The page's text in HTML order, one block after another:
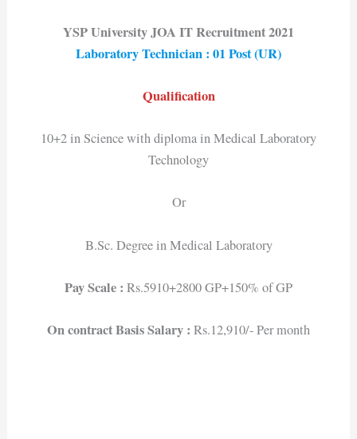
YSP University JOA IT Recruitment 2021
Laboratory Technician : 01 Post (UR)
Qualification
10+2 in Science with diploma in Medical Laboratory
Technology
Or
B.Sc. Degree in Medical Laboratory
Pay Scale : Rs.5910+2800 GP+150% of GP
On contract Basis Salary : Rs.12,910/- Per month